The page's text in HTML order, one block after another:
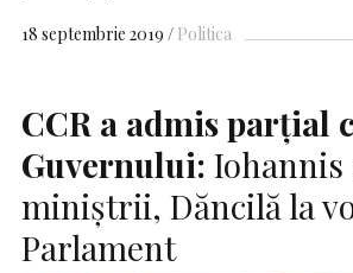
18 septembrie 2019 Politica
CCR a admis parțial
Guvernului: Iohannis
miniștrii, Dăncilă la
Parlament